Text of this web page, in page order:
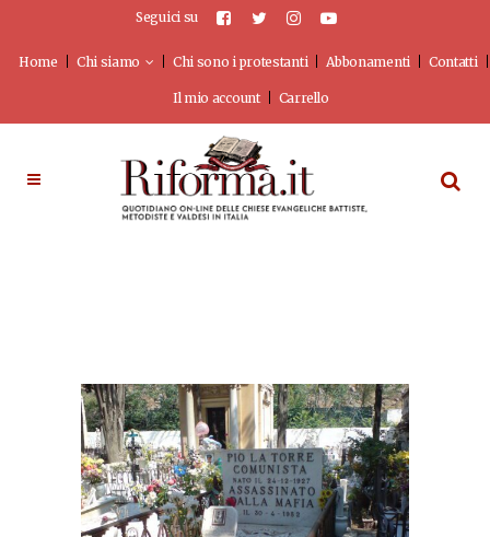
Seguici su
Home Chi siamo Chi sono i protestanti Abbonamenti Contatti
Il mio account Carrello